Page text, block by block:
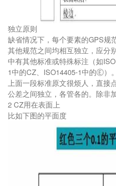
独立原则
缺省情况下，每个要素的GPS规
其他规范之间均相互独立，应分
中有其他标准或特殊标注（如
1中的CZ、ISO14405-1中的Ⓔ）。
上面一段标准原文很烦人，直接
公差之间独立，各管各的。除非
2 CZ用在表面上
比如下图的平面度